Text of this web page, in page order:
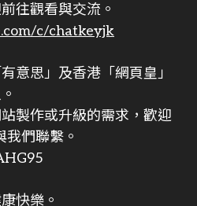
往觀看與交流。
c/chatkeyjk
意思」及香港「網頁皇」
製作或升級的需求，歡迎
們聯繫。
快樂。